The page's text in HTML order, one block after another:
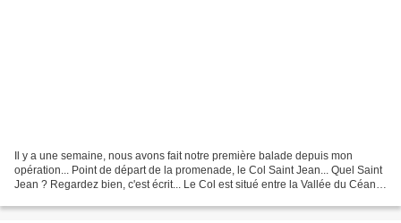
Il y a une semaine, nous avons fait notre première balade depuis mon
opération... Point de départ de la promenade, le Col Saint Jean... Quel Saint
Jean ? Regardez bien, c'est écrit... Le Col est situé entre la Vallée du Céans,